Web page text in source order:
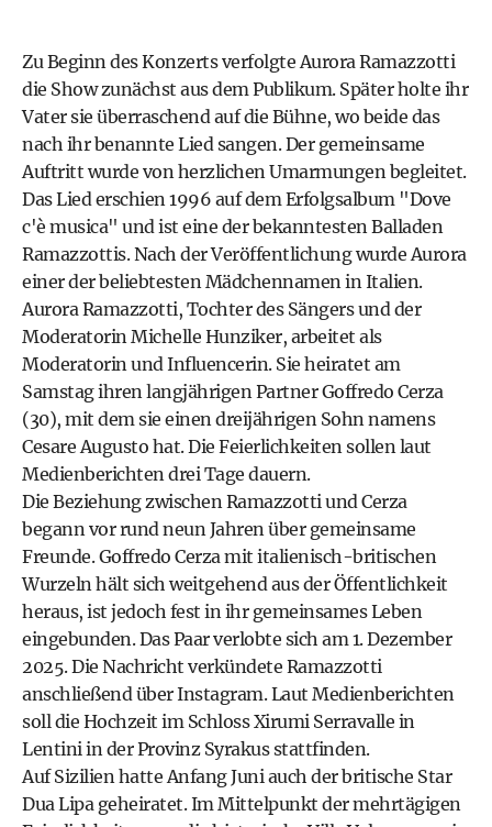
Zu Beginn des Konzerts verfolgte Aurora Ramazzotti
die Show zunächst aus dem Publikum. Später holte ihr
Vater sie überraschend auf die Bühne, wo beide das
nach ihr benannte Lied sangen. Der gemeinsame
Auftritt wurde von herzlichen Umarmungen begleitet.
Das Lied erschien 1996 auf dem Erfolgsalbum "Dove
c'è musica" und ist eine der bekanntesten Balladen
Ramazzottis. Nach der Veröffentlichung wurde Aurora
einer der beliebtesten Mädchennamen in Italien.
Aurora Ramazzotti, Tochter des Sängers und der
Moderatorin Michelle Hunziker, arbeitet als
Moderatorin und Influencerin. Sie heiratet am
Samstag ihren langjährigen Partner Goffredo Cerza
(30), mit dem sie einen dreijährigen Sohn namens
Cesare Augusto hat. Die Feierlichkeiten sollen laut
Medienberichten drei Tage dauern.
Die Beziehung zwischen Ramazzotti und Cerza
begann vor rund neun Jahren über gemeinsame
Freunde. Goffredo Cerza mit italienisch-britischen
Wurzeln hält sich weitgehend aus der Öffentlichkeit
heraus, ist jedoch fest in ihr gemeinsames Leben
eingebunden. Das Paar verlobte sich am 1. Dezember
2025. Die Nachricht verkündete Ramazzotti
anschließend über Instagram. Laut Medienberichten
soll die Hochzeit im Schloss Xirumi Serravalle in
Lentini in der Provinz Syrakus stattfinden.
Auf Sizilien hatte Anfang Juni auch der britische Star
Dua Lipa geheiratet. Im Mittelpunkt der mehrtägigen